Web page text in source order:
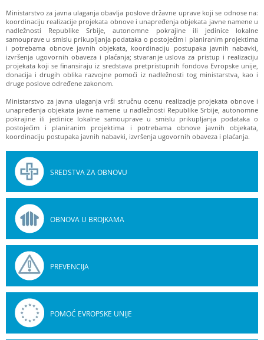
Ministarstvo za javna ulaganja obavlja poslove državne uprave koji se odnose na:
koordinaciju realizacije projekata obnove i unapređenja objekata javne namene u
nadležnosti Republike Srbije, autonomne pokrajine ili jedinice lokalne
samouprave u smislu prikupljanja podataka o postojećim i planiranim projektima
i potrebama obnove javnih objekata, koordinaciju postupaka javnih nabavki,
izvršenja ugovornih obaveza i plaćanja; stvaranje uslova za pristup i realizaciju
projekata koji se finansiraju iz sredstava pretpristupnih fondova Evropske unije,
donacija i drugih oblika razvojne pomoći iz nadležnosti tog ministarstva, kao i
druge poslove određene zakonom.
Ministarstvo za javna ulaganja vrši stručnu ocenu realizacije projekata obnove i
unapređenja objekata javne namene u nadležnosti Republike Srbije, autonomne
pokrajine ili jedinice lokalne samouprave u smislu prikupljanja podataka o
postojećim i planiranim projektima i potrebama obnove javnih objekata,
koordinaciju postupaka javnih nabavki, izvršenja ugovornih obaveza i plaćanja.
SREDSTVA ZA OBNOVU
OBNOVA U BROJKAMA
PREVENCIJA
POMOĆ EVROPSKE UNIJE